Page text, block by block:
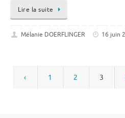
Lire la suite
Mélanie DOERFLINGER 16 juin
‹ 1 2 3